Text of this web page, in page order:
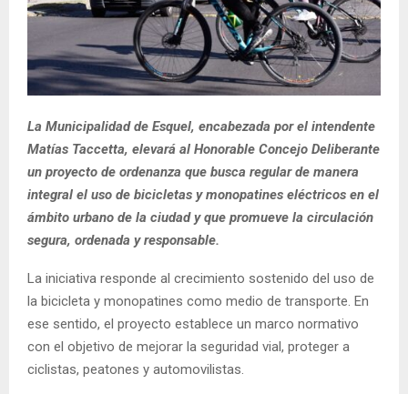
La Municipalidad de Esquel, encabezada por el intendente
Matías Taccetta, elevará al Honorable Concejo Deliberante
un proyecto de ordenanza que busca regular de manera
integral el uso de bicicletas y monopatines eléctricos en el
ámbito urbano de la ciudad y que promueve la circulación
segura, ordenada y responsable.
La iniciativa responde al crecimiento sostenido del uso de
la bicicleta y monopatines como medio de transporte. En
ese sentido, el proyecto establece un marco normativo
con el objetivo de mejorar la seguridad vial, proteger a
ciclistas, peatones y automovilistas.